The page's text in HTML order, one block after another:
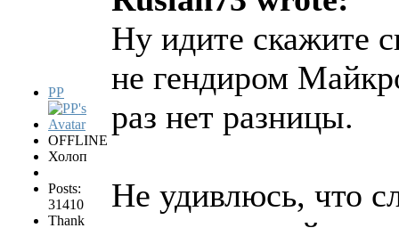
PP
OFFLINE
Холоп
Posts:
31410
Thank
Ну идите скажите
не гендиром
раз нет разницы.
Не удивлюсь, что